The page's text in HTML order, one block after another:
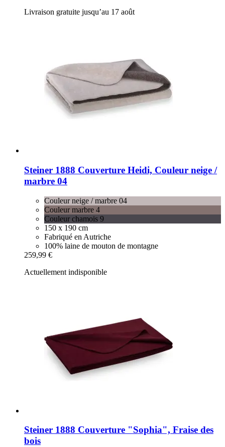
Livraison gratuite jusqu’au 17 août
Steiner 1888 Couverture Heidi, Couleur neige /
marbre 04
Couleur neige / marbre 04
Couleur marbre 4
Couleur chamois 9
150 x 190 cm
Fabriqué en Autriche
100% laine de mouton de montagne
259,99 €
Actuellement indisponible
Steiner 1888 Couverture "Sophia", Fraise des
bois